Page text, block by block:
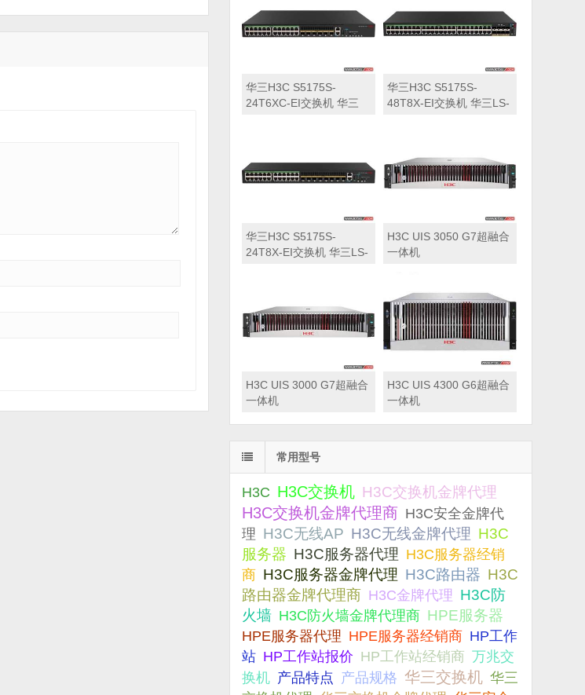
华三H3C S5175S-
24T6XC-EI交换机 华三
华三H3C S5175S-
48T8X-EI交换机 华三LS-
华三H3C S5175S-
24T8X-EI交换机 华三LS-
H3C UIS 3050 G7超融合
一体机
H3C UIS 3000 G7超融合
一体机
H3C UIS 4300 G6超融合
一体机
常用型号
H3C H3C交换机 H3C交换机金牌代理
H3C交换机金牌代理商 H3C安全金牌代
理 H3C无线AP H3C无线金牌代理 H3C
服务器 H3C服务器代理 H3C服务器经销
商 H3C服务器金牌代理 H3C路由器 H3C
路由器金牌代理商 H3C金牌代理 H3C防
火墙 H3C防火墙金牌代理商 HPE服务器
HPE服务器代理 HPE服务器经销商 HP工作
站 HP工作站报价 HP工作站经销商 万兆交
换机 产品特点 产品规格 华三交换机 华三